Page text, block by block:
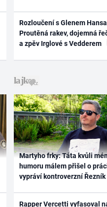
Rozloučení s Glenem
Proutěná rakev, dojemná
a zpěv Irglové s Vedderem
Martyho frky: Táta kvůli
humoru málem přišel o
vypráví kontroverzní Řezník
Rapper Vercetti vyfasoval